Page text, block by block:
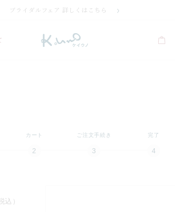
ブライダルフェア 詳しくはこちら
カート ご注文手続き 完了
込）